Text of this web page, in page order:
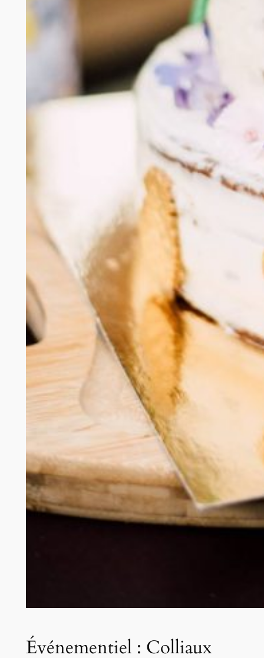
Événementiel : Colliaux